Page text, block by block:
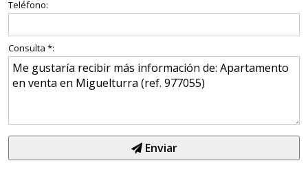
Teléfono:
Consulta *:
Enviar